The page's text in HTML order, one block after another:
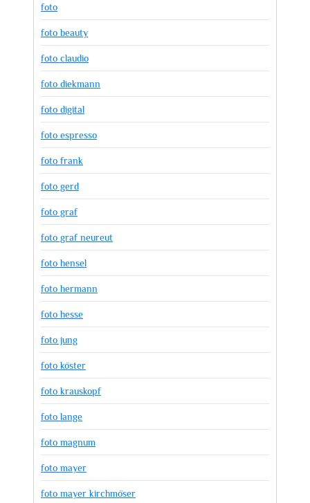
foto
foto beauty
foto claudio
foto diekmann
foto digital
foto espresso
foto frank
foto gerd
foto graf
foto graf neureut
foto hensel
foto hermann
foto hesse
foto jung
foto köster
foto krauskopf
foto lange
foto magnum
foto mayer
foto mayer kirchmöser